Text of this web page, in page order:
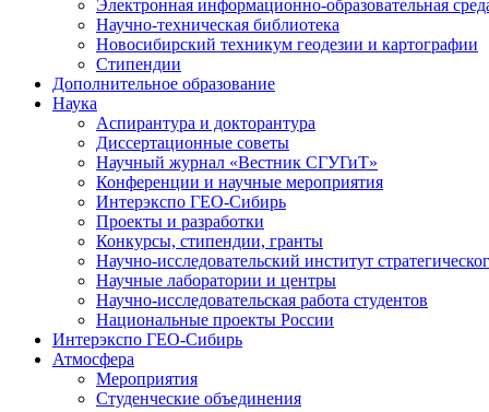
Электронная информационно-образовательная
Научно-техническая библиотека
Новосибирский техникум геодезии и картографии
Стипендии
Дополнительное образование
Наука
Аспирантура и докторантура
Диссертационные советы
Научный журнал «Вестник СГУГиТ»
Конференции и научные мероприятия
Интерэкспо ГЕО-Сибирь
Проекты и разработки
Конкурсы, стипендии, гранты
Научно-исследовательский институт
Научные лаборатории и центры
Научно-исследовательская работа студентов
Национальные проекты России
Интерэкспо ГЕО-Сибирь
Атмосфера
Мероприятия
Студенческие объединения